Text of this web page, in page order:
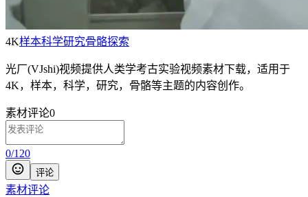
4K样本科学研究骨骼探索
光厂(VJshi)视频提供人类学考古实验视频素材 下载，适用于
4K，样本，科学，研究，骨骼等主题的内容创作。
素材评论0
0/120
评论
素材评论